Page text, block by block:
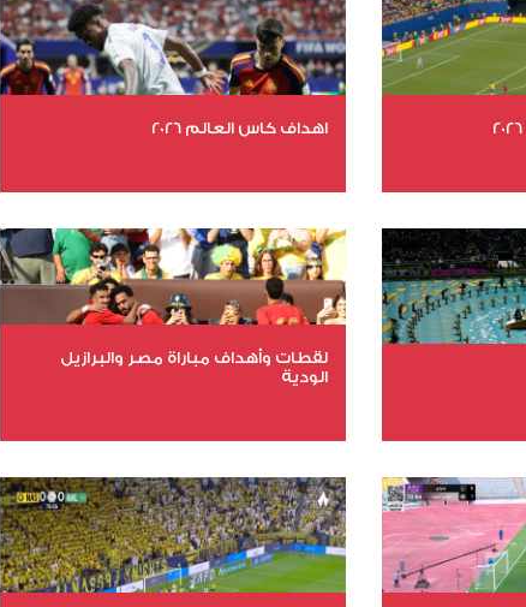
اهداف كاس العالم 2026
عدد المشاهدات 2007
لقطات وأهداف مباراة مصر والبرازيل
الودية
عدد المشاهدات 15966